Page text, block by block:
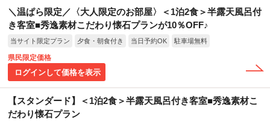
＼温ぱら限定／〈大人限定のお部屋〉＜1泊2食＞半露天風呂付
き客室■秀逸素材こだわり懐石プランが10％OFF♪
当サイト限定プラン 夕食・朝食付き 当日予約OK 駐車場無料
県民限定価格
ログインして価格を表示
【スタンダード】＜1泊2食＞半露天風呂付き客室■秀逸素材こ
だわり懐石プラン